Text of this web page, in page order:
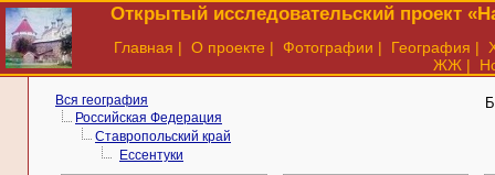
Открытый исследовательский проект
Главная | О проекте | Фотографии | География |
ЖЖ |
Вся география
Российская Федерация
Ставропольский край
Ессентуки